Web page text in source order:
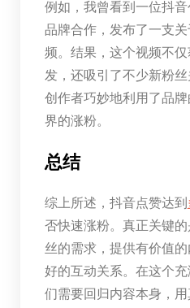
例如，我曾看到一位抖
品牌合作，发布了一支
频。结果，这个视频不
发，还吸引了不少新粉
创作者巧妙地利用了品
界的涨粉。
总结
综上所述，抖音点赞达到
否快速涨粉。真正关键
丝的需求，提供有价值
好的互动关系。在这个
们需要回归内容本身，